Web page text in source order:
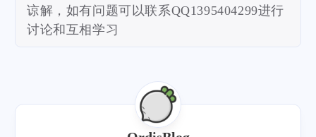
谅解，如有问题可以联系QQ1395404299进行
讨论和互相学习